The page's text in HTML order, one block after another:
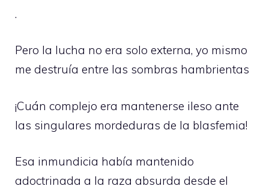
.
Pero la lucha no era solo externa, yo mismo
me destruía entre las sombras hambrientas
¡Cuán complejo era mantenerse ileso ante
las singulares mordeduras de la blasfemia!
Esa inmundicia había mantenido
adoctrinada a la raza absurda desde el